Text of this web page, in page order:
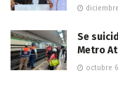
Se
Metro
octubre